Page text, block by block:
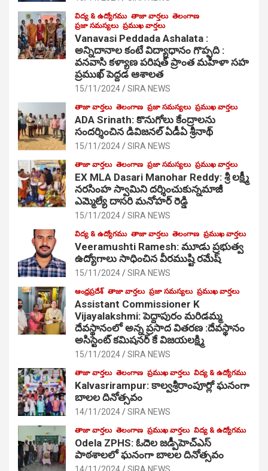
విద్య & ఉద్యోగము తాజా వార్తలు తెలంగాణ
ప్రజా సమస్యలు ప్రముఖ వార్తలు
Vanavasi Peddada Ashalata :
అన్నిదానాల కంటే విద్యాధానం గొప్పది :
వనవాసి కళ్యాణ పరిషత్ ప్రాంత మహిళా సహ
ప్రముఖ్ పెద్దడ ఆశాలత
15/11/2024 SIRA NEWS
తాజా వార్తలు తెలంగాణ ప్రజా సమస్యలు ప్రముఖ వార్తలు
ADA Srinath: కొనుగోలు కేంద్రాల‌ను
సంద‌ర్శించిన డివిజనల్ ఏడీఏ శ్రీనాథ్
15/11/2024 SIRA NEWS
తాజా వార్తలు తెలంగాణ ప్రజా సమస్యలు ప్రముఖ వార్తలు
EX MLA Dasari Manohar Reddy: శ్రీ లక్ష్మీ
నరసింహ స్వామిని దర్శించుకున్నమాజీ
ఎమ్మెల్యే దాసరి మనోహర్ రెడ్డి
15/11/2024 SIRA NEWS
విద్య & ఉద్యోగము తాజా వార్తలు తెలంగాణ ప్రముఖ వార్తలు
Veeramushti Ramesh: మూడు ప్రభుత్వ
ఉద్యోగాలు సాధించిన వీరముష్టి రమేష్
15/11/2024 SIRA NEWS
ఆంధ్రప్రదేశ్ తాజా వార్తలు ప్రజా సమస్యలు ప్రముఖ వార్తలు
Assistant Commissioner K
Vijayalakshmi: పెద్దాపురం మరిడమ్మ
దేవస్థానంలో అన్న ప్రసాద వితరణ :దేవస్థానం
అసిస్టెంట్ కమిషనర్ కే విజయలక్ష్మి
15/11/2024 SIRA NEWS
తాజా వార్తలు తెలంగాణ ప్రముఖ వార్తలు విద్య & ఉద్యోగము
Kalvasrirampur: కాల్వశ్రీరాంపూర్లో ఘనంగా
బాలల దినోత్సవం
14/11/2024 SIRA NEWS
తాజా వార్తలు తెలంగాణ ప్రముఖ వార్తలు విద్య & ఉద్యోగము
Odela ZPHS: ఓదెల జ‌డ్పీహెచ్ఎస్
పాఠ‌శాల‌లో ఘనంగా బాలల దినోత్సవం
14/11/2024 SIRA NEWS